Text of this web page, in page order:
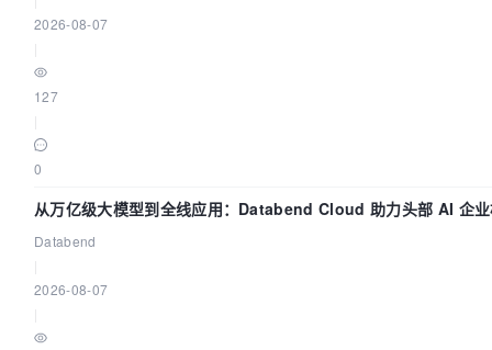
2026-08-07
127
0
从万亿级大模型到全线应用：Databend Cloud 助力头部 AI 企
Databend
2026-08-07